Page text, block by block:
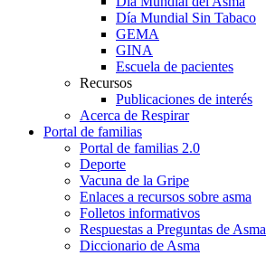
Día Mundial Sin Tabaco
GEMA
GINA
Escuela de pacientes
Recursos
Publicaciones de interés
Acerca de Respirar
Portal de familias
Portal de familias 2.0
Deporte
Vacuna de la Gripe
Enlaces a recursos sobre asma
Folletos informativos
Respuestas a Preguntas de Asma
Diccionario de Asma